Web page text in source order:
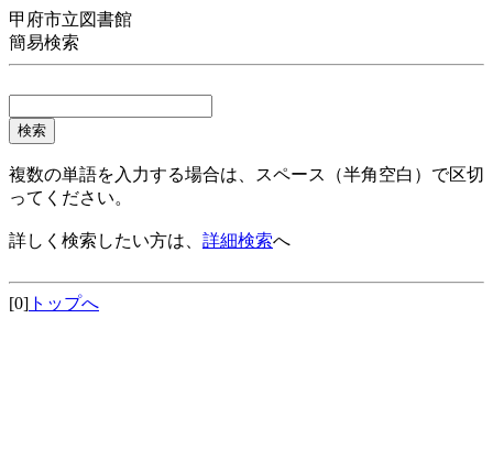
甲府市立図書館
簡易検索
複数の単語を入力する場合は、スペース（半角空白）で区切
ってください。
詳しく検索したい方は、 詳細検索へ
[0] トップへ